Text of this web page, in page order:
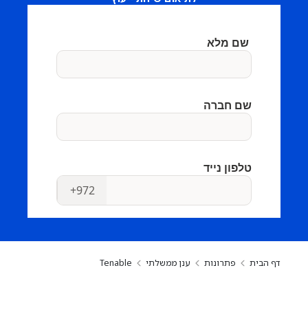
דף הבית פתרונות ענן ממשלתי Tenable